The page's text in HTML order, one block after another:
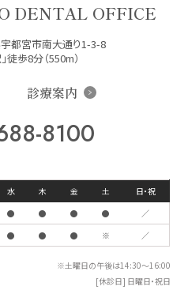
DENTAL OFFICE
都宮市南大通り1-3-8
徒歩8分（550m）
診療案内
8100
水 木 金 土
日・祝
● ● ● ●
／
● ● ● ※ ／
※土曜日の午後は14:30〜16:00
[休診日] 日曜日・祝日